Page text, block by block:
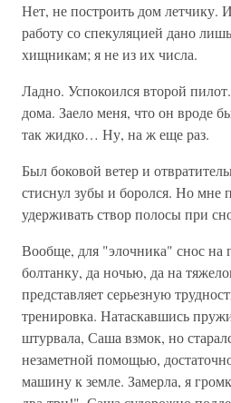
Нет, не построить дом летчику.
работу со спекуляцией дано
хищникам; я не из их числа.
Ладно. Успокоился второй
дома. Заело меня, что он вроде
так жидко… Ну, на ж еще раз.
Был боковой ветер и
стиснул зубы и боролся. Но мне
удерживать створ полосы при
Вообще, для "элочника" снос на
болтанку, да ночью, да на
представляет серьезную
тренировка. Натаскавшись
штурвала, Саша взмок, но
незаметной помощью,
машину к земле. Замерла, я